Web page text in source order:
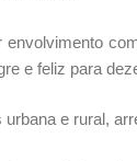
e feliz para
e rural,